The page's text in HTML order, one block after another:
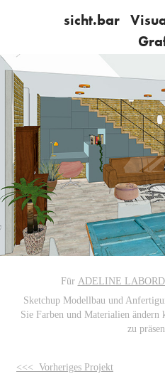
sicht.bar
Für ADELINE
Sketchup Modellbau und
Sie Farben und Materialien ändern
zu
<<< Vorheriges Projekt